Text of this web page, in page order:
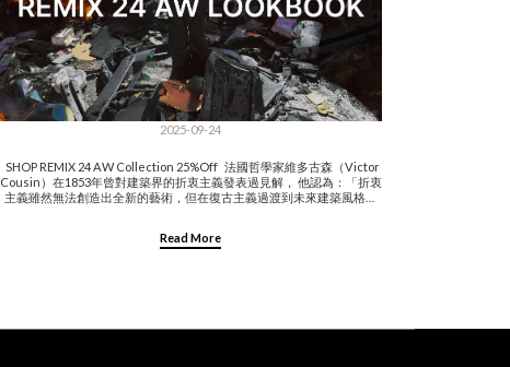
2025-09-24
SHOP REMIX 24 AW Collection 25%Off 法國哲學家維多古森（Victor
Cousin）在1853年曾對建築界的折衷主義發表過見解， 他認為：「折衷
主義雖然無法創造出全新的藝術，但在復古主義過渡到未來建築風格的
風格主義已經逐漸消失， 「折衷」不再是單純的妥協，而是一種自信的
Read More